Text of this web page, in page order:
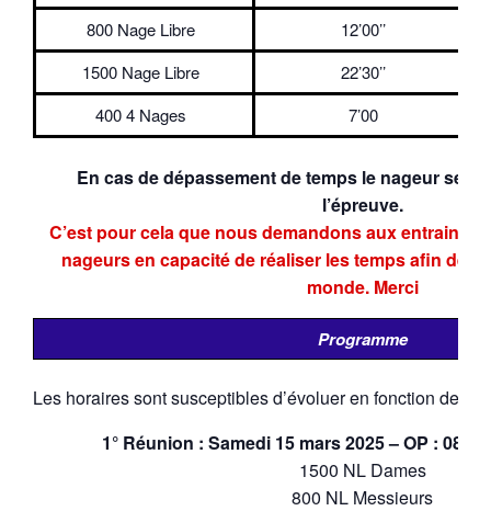
800 Nage Libre
12’00’’
1500 Nage Libre
22’30’’
400 4 Nages
7’00
En cas de dépassement de temps le nageur sera
l’épreuve.
C’est pour cela que nous demandons aux
nageurs en capacité de réaliser les temps afin de
monde. Merci
Programme
Les horaires sont susceptibles d’évoluer en fonction de la
1° Réunion : Samedi 15 mars 2025 – OP :
1500 NL Dames
800 NL Messieurs